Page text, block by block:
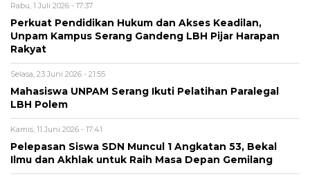
Rabu, 1 Juli 2026 - 17:37
Perkuat Pendidikan Hukum dan Akses Keadilan,
Unpam Kampus Serang Gandeng LBH Pijar Harapan
Rakyat
Selasa, 23 Juni 2026 - 21:55
Mahasiswa UNPAM Serang Ikuti Pelatihan Paralegal
LBH Polem
Kamis, 11 Juni 2026 - 17:41
Pelepasan Siswa SDN Muncul 1 Angkatan 53, Bekal
Ilmu dan Akhlak untuk Raih Masa Depan Gemilang